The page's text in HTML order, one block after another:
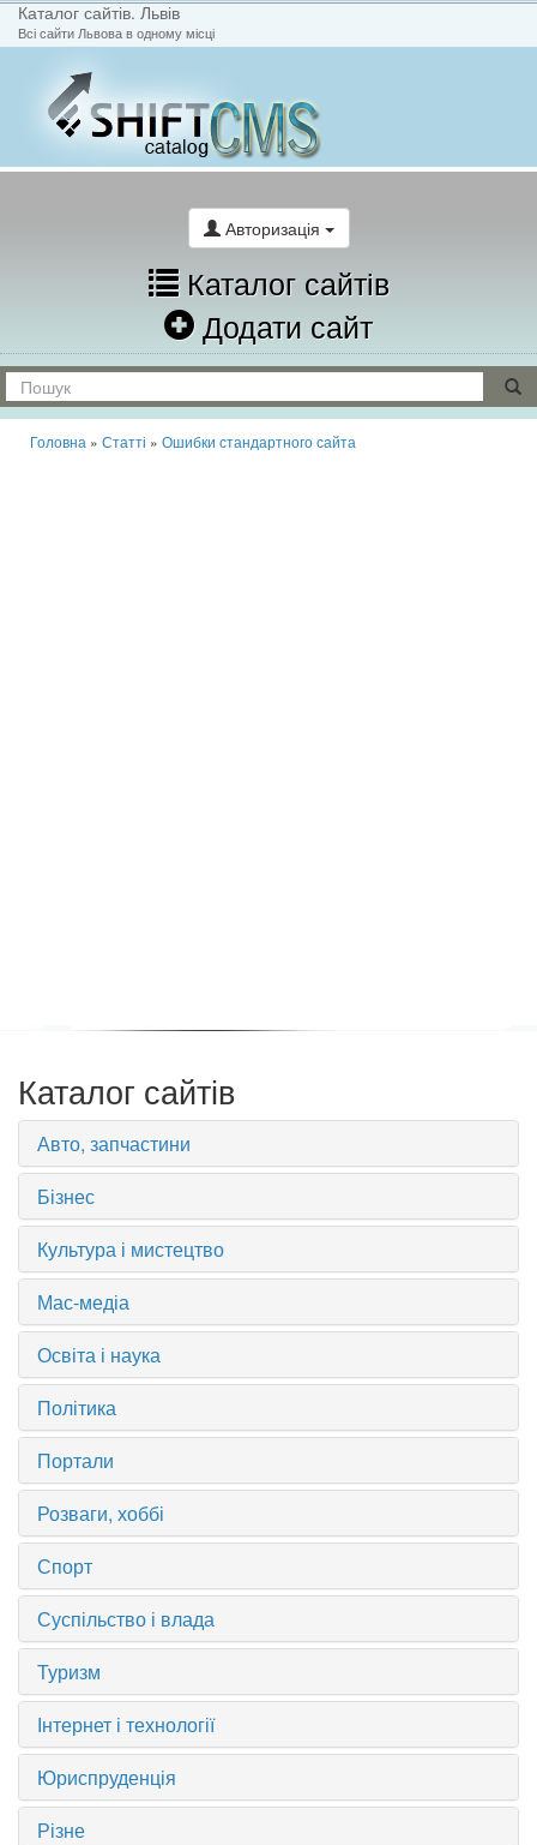
Каталог сайтів. Львів
Всі сайти Львова в одному місці
Авторизація
Каталог сайтів
Додати сайт
Головна » Статті » Ошибки стандартного сайта
Каталог сайтів
Авто, запчастини
Бізнес
Культура і мистецтво
Мас-медіа
Освіта і наука
Політика
Портали
Розваги, хоббі
Спорт
Суспільство і влада
Туризм
Інтернет і технології
Юриспруденція
Різне